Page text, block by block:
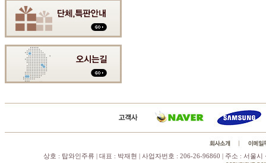
상호 : 탑와인주류 | 대표 : 박재현 | 사업자번호 : 206-26-96860 | 주소 : 서울